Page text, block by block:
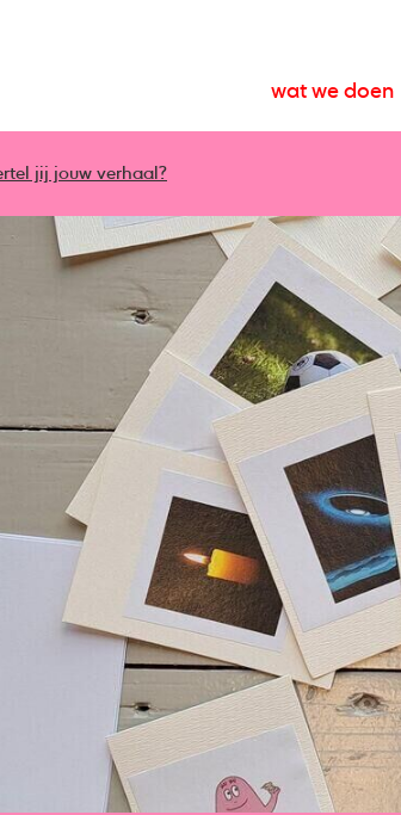
wat we doen
jij jouw verhaal?